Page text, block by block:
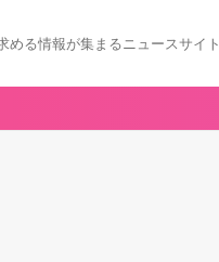
める情報が集まるニュースサイト